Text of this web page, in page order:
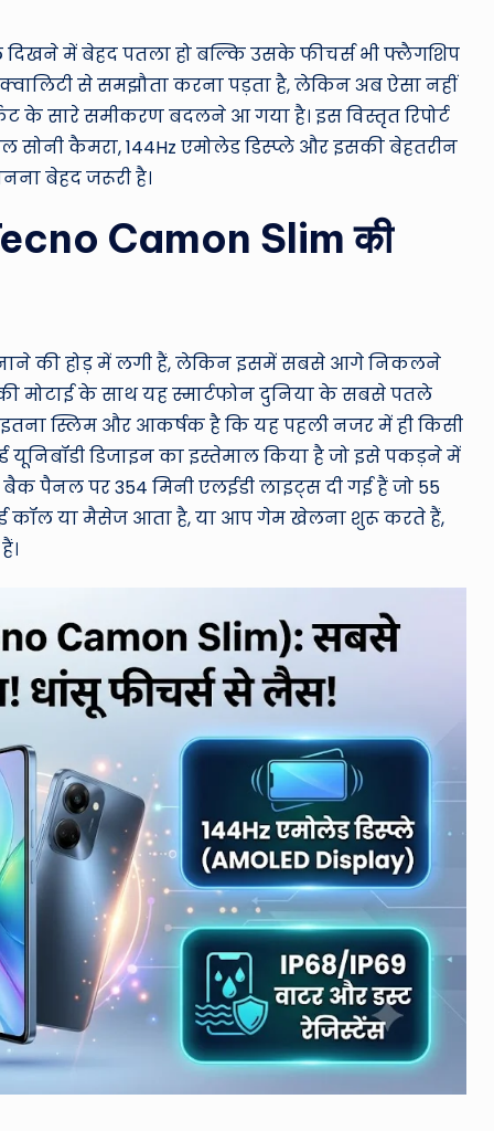
u
n
d
h
o
rl
d
में बेहद पतला हो बल्कि उसके फीचर्स भी फ्लैगशिप
से समझौता करना पड़ता है, लेकिन अब ऐसा नहीं
के सारे समीकरण बदलने आ गया है। इस विस्तृत रिपोर्ट
कैमरा, 144Hz एमोलेड डिस्प्ले और इसकी बेहतरीन
बेहद जरूरी है।
Tecno Camon Slim की
की होड़ में लगी हैं, लेकिन इसमें सबसे आगे निकलने
की मोटाई के साथ यह स्मार्टफोन दुनिया के सबसे पतले
स्लिम और आकर्षक है कि यह पहली नजर में ही किसी
यूनिबॉडी डिजाइन का इस्तेमाल किया है जो इसे पकड़ने में
पैनल पर 354 मिनी एलईडी लाइट्स दी गई हैं जो 55
कॉल या मैसेज आता है, या आप गेम खेलना शुरू करते हैं,